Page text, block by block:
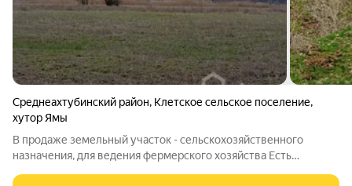
Среднеахтубинский район, Клетское сельское поселение,
хутор Ямы
В продаже земельный участок - сельскохозяйственного
назначения, для ведения фермерского хозяйства Есть